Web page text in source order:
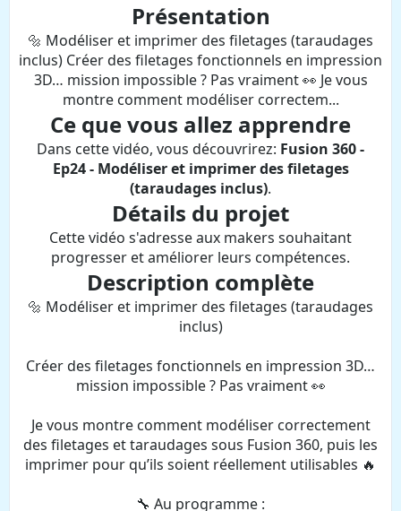
Présentation
🔩 Modéliser et imprimer des filetages (taraudages
inclus) Créer des filetages fonctionnels en impression
3D… mission impossible ? Pas vraiment 👀 Je vous
montre comment modéliser correctem...
Ce que vous allez apprendre
Dans cette vidéo, vous découvrirez: Fusion 360 -
Ep24 - Modéliser et imprimer des filetages
(taraudages inclus).
Détails du projet
Cette vidéo s'adresse aux makers souhaitant
progresser et améliorer leurs compétences.
Description complète
🔩 Modéliser et imprimer des filetages (taraudages
inclus)
Créer des filetages fonctionnels en impression 3D…
mission impossible ? Pas vraiment 👀
Je vous montre comment modéliser correctement
des filetages et taraudages sous Fusion 360, puis les
imprimer pour qu’ils soient réellement utilisables 🔥
🔧 Au programme :